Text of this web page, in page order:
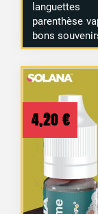
languettes
parenthèse
bons
4,20 €